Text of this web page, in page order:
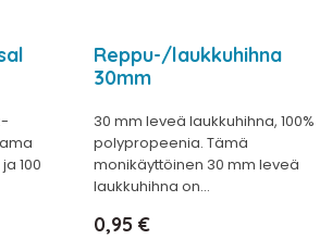
100
Reppu-/laukkuhihna
30mm
30 mm leveä laukkuhihna, 100%
polypropeenia. Tämä
monikäyttöinen 30 mm leveä
laukkuhihna on...
Hinta
0,95 €